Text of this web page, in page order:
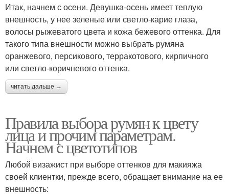
Итак, начнем с осени. Девушка-осень имеет теплую
внешность, у нее зеленые или светло-карие глаза,
волосы рыжеватого цвета и кожа бежевого оттенка. Для
такого типа внешности можно выбрать румяна
оранжевого, персикового, терракотового, кирпичного
или светло-коричневого оттенка.
читать дальше →
Правила выбора румян к цвету
лица и прочим параметрам.
Начнем с цветотипов
Любой визажист при выборе оттенков для макияжа
своей клиентки, прежде всего, обращает внимание на ее
внешность: